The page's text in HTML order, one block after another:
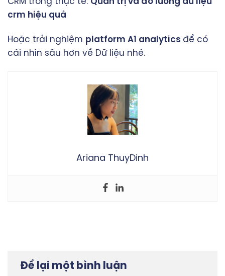
crm hiệu quả
Hoặc trải nghiệm platform A1 analytics để có
cái nhìn sâu hơn về Dữ liệu nhé.
Ariana ThuyDinh
Để lại một bình luận